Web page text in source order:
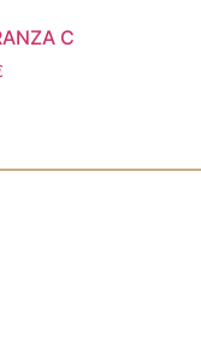
C